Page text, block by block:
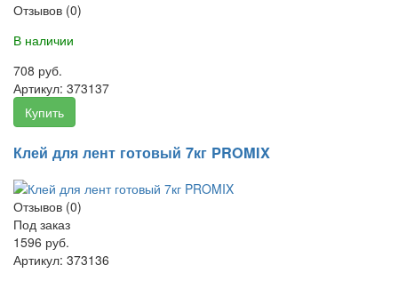
Отзывов (0)
В наличии
708 руб.
Артикул: 373137
Купить
Клей для лент готовый 7кг PROMIX
Отзывов (0)
Под заказ
1596 руб.
Артикул: 373136